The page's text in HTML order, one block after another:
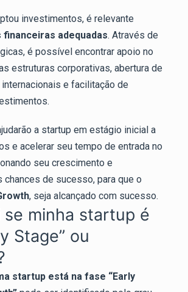
investimentos, é relevante
financeiras adequadas. Através de
é possível encontrar apoio no
estruturas corporativas, abertura de
e facilitação de
a startup em estágio inicial a
e acelerar seu tempo de entrada no
seu crescimento e
chances de sucesso, para que o
, seja alcançado com sucesso.
se minha startup é
Stage” ou
startup está na fase “Early